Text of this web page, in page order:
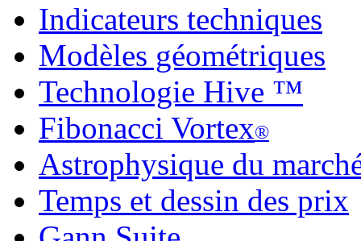
Indicateurs techniques
Modèles géométriques
Technologie Hive ™
Fibonacci Vortex®
Astrophysique du
Temps et dessin des prix